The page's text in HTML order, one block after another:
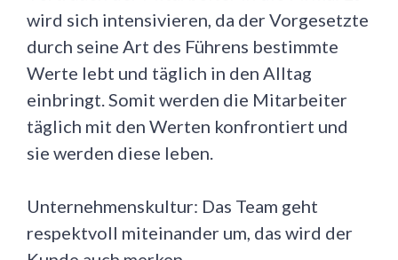
wird sich intensivieren, da der Vorgesetzte
durch seine Art des Führens bestimmte
Werte lebt und täglich in den Alltag
einbringt. Somit werden die Mitarbeiter
täglich mit den Werten konfrontiert und
sie werden diese leben.
Unternehmenskultur: Das Team geht
respektvoll miteinander um, das wird der